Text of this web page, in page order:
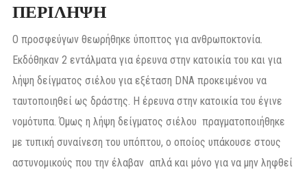
ΠΕΡΙΛΗΨΗ
Ο προσφεύγων θεωρήθηκε ύποπτος για ανθρωποκτονία.
Εκδόθηκαν 2 εντάλματα για έρευνα στην κατοικία του και για
λήψη δείγματος σιέλου για εξέταση DNA προκειμένου να
ταυτοποιηθεί ως δράστης. Η έρευνα στην κατοικία του έγινε
νομότυπα. Όμως η λήψη δείγματος σιέλου πραγματοποιήθηκε
με τυπική συναίνεση του υπόπτου, ο οποίος υπάκουσε στους
αστυνομικούς που την έλαβαν απλά και μόνο για να μην ληφθεί